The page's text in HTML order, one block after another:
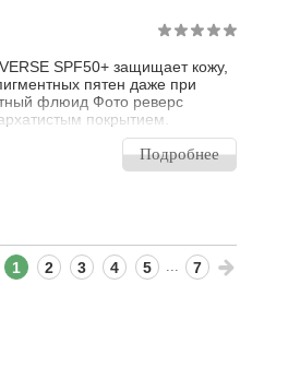
SPF50+ защищает кожу,
пятен даже при
флюид Фото реверс
покрытием.
чувствительной кожи.
более светлой,
пятна становятся менее
Подробнее
1 2 3 4 5 ... 7